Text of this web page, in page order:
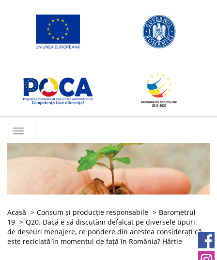
Toggle
navigation
Acasă Consum și producție responsabile
Barometrul
19
Q20. Dacă e să discutăm defalcat pe diversele tipuri
de deșeuri menajere, ce pondere din acestea considerați că
este reciclată în momentul de față în România? Hârtie